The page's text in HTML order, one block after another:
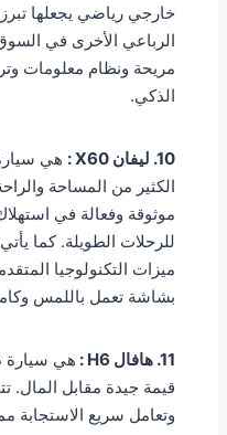
خارجي رياضي يجعلها
الرباعي الأخرى في
مريحة ونظام معلومات
الذكي.
10. ليفان X60 :
هي
الكثير من المساحة
موثوقة وفعالة في
للرحلات الطويلة. كما
ميزات التكنولوجيا
بشاشة تعمل باللمس
11. هافال H6 :
هي سيارة
قيمة جيدة مقابل المال.
وتعامل سريع الاستجابة